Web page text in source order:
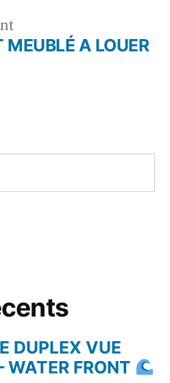
Article
précédent :A LOUER
DUPLEX VUE
WATER FRONT